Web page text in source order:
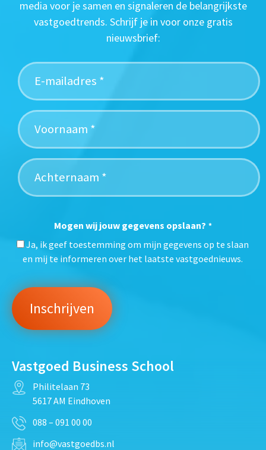
media voor je samen en signaleren de belangrijkste
vastgoedtrends. Schrijf je in voor onze gratis
nieuwsbrief:
Mogen wij jouw gegevens opslaan? *
Ja, ik geef toestemming om mijn gegevens op te slaan
en mij te informeren over het laatste vastgoednieuws.
Vastgoed Business School
Philitelaan 73
5617 AM Eindhoven
088 – 091 00 00
info@vastgoedbs.nl